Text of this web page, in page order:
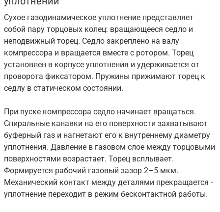
Сухое газодинамическое уплотнение представляет
собой пару торцовых колец: вращающееся седло и
неподвижный торец. Седло закреплено на валу
компрессора и вращается вместе с ротором. Торец
установлен в корпусе уплотнения и удерживается от
проворота фиксатором. Пружины прижимают торец к
седлу в статическом состоянии.
При пуске компрессора седло начинает вращаться.
Спиральные канавки на его поверхности захватывают
буферный газ и нагнетают его к внутреннему диаметру
уплотнения. Давление в газовом слое между торцовыми
поверхностями возрастает. Торец всплывает.
Формируется рабочий газовый зазор 2–5 мкм.
Механический контакт между деталями прекращается -
уплотнение переходит в режим бесконтактной работы.